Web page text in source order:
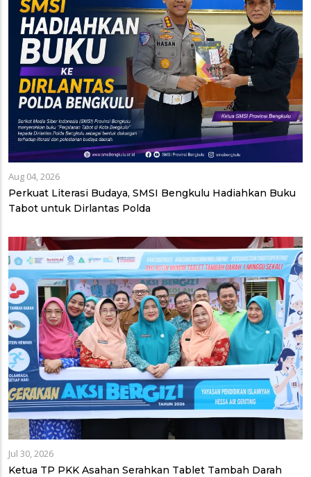
Aug 04, 2026
Perkuat Literasi Budaya, SMSI Bengkulu Hadiahkan Buku
Tabot untuk Dirlantas Polda
Jul 30, 2026
Ketua TP PKK Asahan Serahkan Tablet Tambah Darah